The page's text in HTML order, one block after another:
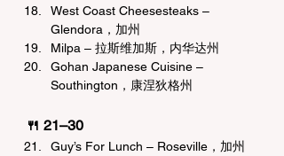
West Coast Cheesesteaks –
Glendora，加州
Milpa – 拉斯维加斯，内华达州
Gohan Japanese Cuisine –
Southington，康涅狄格州
🍴 21–30
Guy’s For Lunch – Roseville，加州